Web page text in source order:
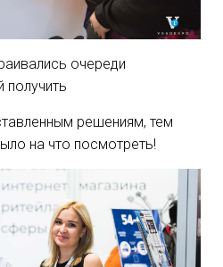
очереди
получить
решениям, тем
на что посмотреть!